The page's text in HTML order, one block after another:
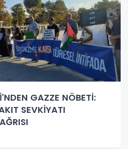
GAZZE NÖBETİ:
SEVKİYATI